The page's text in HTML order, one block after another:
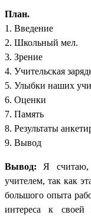
План.
1. Введение
2. Школьный мел.
3. Зрение
4. Учительская
5. Улыбки наших
6. Оценки
7. Память
8. Результаты
9. Вывод
Вывод: Я считаю,
учителем, так как
большого опыта
интереса к своей